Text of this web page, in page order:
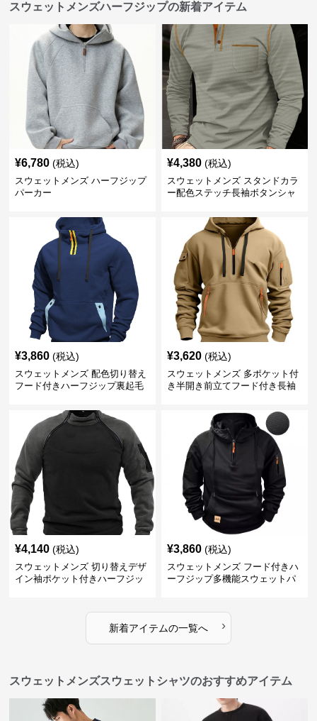
スウェットメンズハーフジップの新着アイテム
¥6,780 (税込)
スウェットメンズ ハーフジップ
パーカー
¥4,380 (税込)
スウェットメンズ スタンドカラ
ー配色ステッチ長袖ボタンシャ
¥3,860 (税込)
スウェットメンズ 配色切り替え
フード付きハーフジップ裏起毛
¥3,620 (税込)
スウェットメンズ 多ポケット付
き半開き前立てフード付き長袖
¥4,140 (税込)
スウェットメンズ 切り替えデザ
イン袖ポケット付きハーフジッ
¥3,860 (税込)
スウェットメンズ フード付きハ
ーフジップ多機能スウェットパ
新着アイテムの一覧へ ›
スウェットメンズスウェットシャツのおすすめアイテム